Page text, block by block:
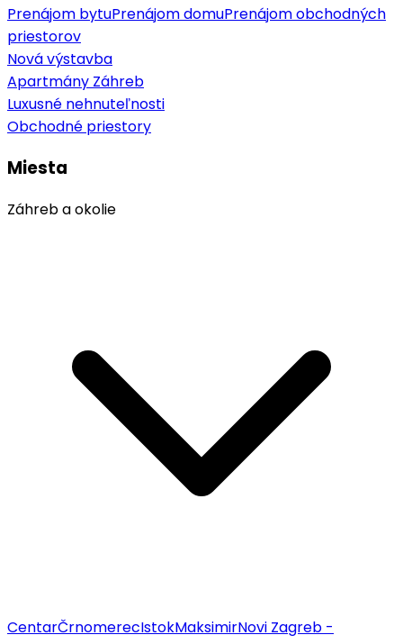
Prenájom bytuPrenájom domuPrenájom obchodných
priestorov
Nová výstavba
Apartmány Záhreb
Luxusné nehnuteľnosti
Obchodné priestory
Miesta
Záhreb a okolie
CentarČrnomerecIstokMaksimirNovi Zagreb -